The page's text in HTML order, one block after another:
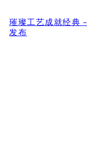
璀璨工艺成就经典
发布